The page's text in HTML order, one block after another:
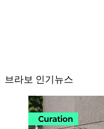
브라보 인기뉴스